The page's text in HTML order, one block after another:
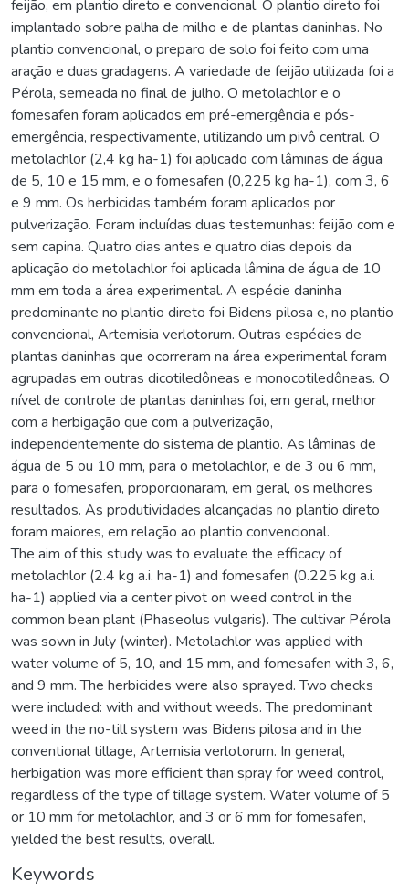
feijão, em plantio direto e convencional. O plantio direto foi
implantado sobre palha de milho e de plantas daninhas. No
plantio convencional, o preparo de solo foi feito com uma
aração e duas gradagens. A variedade de feijão utilizada foi a
Pérola, semeada no final de julho. O metolachlor e o
fomesafen foram aplicados em pré-emergência e pós-
emergência, respectivamente, utilizando um pivô central. O
metolachlor (2,4 kg ha-1) foi aplicado com lâminas de água
de 5, 10 e 15 mm, e o fomesafen (0,225 kg ha-1), com 3, 6
e 9 mm. Os herbicidas também foram aplicados por
pulverização. Foram incluídas duas testemunhas: feijão com e
sem capina. Quatro dias antes e quatro dias depois da
aplicação do metolachlor foi aplicada lâmina de água de 10
mm em toda a área experimental. A espécie daninha
predominante no plantio direto foi Bidens pilosa e, no plantio
convencional, Artemisia verlotorum. Outras espécies de
plantas daninhas que ocorreram na área experimental foram
agrupadas em outras dicotiledôneas e monocotiledôneas. O
nível de controle de plantas daninhas foi, em geral, melhor
com a herbigação que com a pulverização,
independentemente do sistema de plantio. As lâminas de
água de 5 ou 10 mm, para o metolachlor, e de 3 ou 6 mm,
para o fomesafen, proporcionaram, em geral, os melhores
resultados. As produtividades alcançadas no plantio direto
foram maiores, em relação ao plantio convencional.
The aim of this study was to evaluate the efficacy of
metolachlor (2.4 kg a.i. ha-1) and fomesafen (0.225 kg a.i.
ha-1) applied via a center pivot on weed control in the
common bean plant (Phaseolus vulgaris). The cultivar Pérola
was sown in July (winter). Metolachlor was applied with
water volume of 5, 10, and 15 mm, and fomesafen with 3, 6,
and 9 mm. The herbicides were also sprayed. Two checks
were included: with and without weeds. The predominant
weed in the no-till system was Bidens pilosa and in the
conventional tillage, Artemisia verlotorum. In general,
herbigation was more efficient than spray for weed control,
regardless of the type of tillage system. Water volume of 5
or 10 mm for metolachlor, and 3 or 6 mm for fomesafen,
yielded the best results, overall.
Keywords